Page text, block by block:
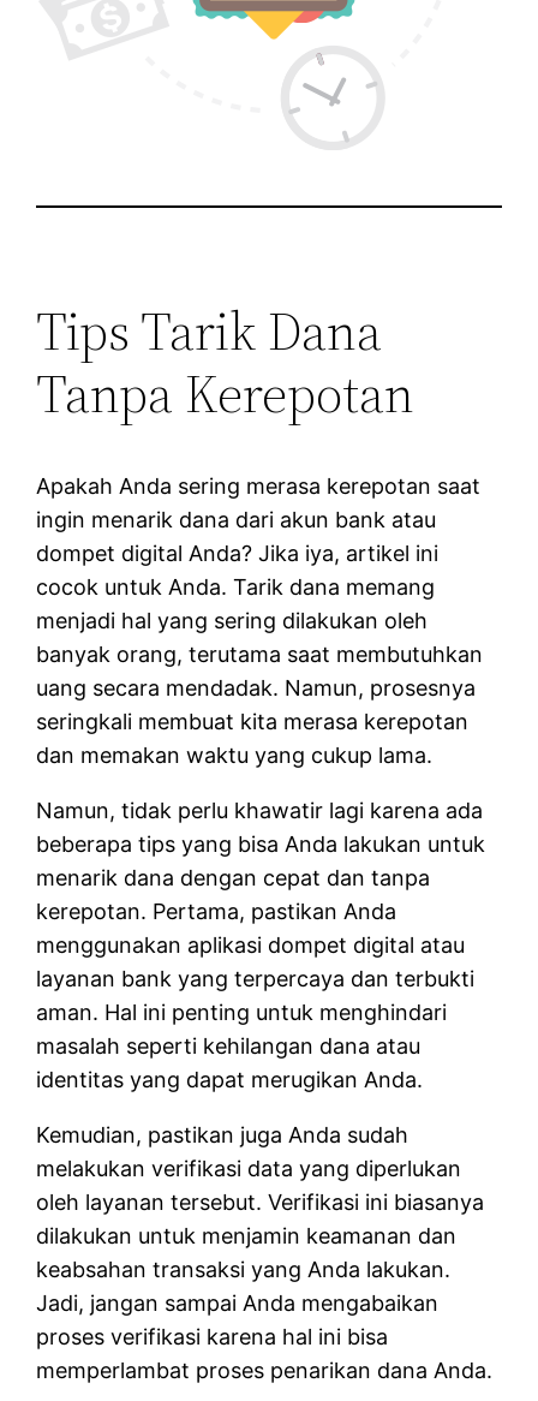
Tips Tarik Dana
Tanpa Kerepotan
Apakah Anda sering merasa kerepotan saat
ingin menarik dana dari akun bank atau
dompet digital Anda? Jika iya, artikel ini
cocok untuk Anda. Tarik dana memang
menjadi hal yang sering dilakukan oleh
banyak orang, terutama saat membutuhkan
uang secara mendadak. Namun, prosesnya
seringkali membuat kita merasa kerepotan
dan memakan waktu yang cukup lama.
Namun, tidak perlu khawatir lagi karena ada
beberapa tips yang bisa Anda lakukan untuk
menarik dana dengan cepat dan tanpa
kerepotan. Pertama, pastikan Anda
menggunakan aplikasi dompet digital atau
layanan bank yang terpercaya dan terbukti
aman. Hal ini penting untuk menghindari
masalah seperti kehilangan dana atau
identitas yang dapat merugikan Anda.
Kemudian, pastikan juga Anda sudah
melakukan verifikasi data yang diperlukan
oleh layanan tersebut. Verifikasi ini biasanya
dilakukan untuk menjamin keamanan dan
keabsahan transaksi yang Anda lakukan.
Jadi, jangan sampai Anda mengabaikan
proses verifikasi karena hal ini bisa
memperlambat proses penarikan dana Anda.